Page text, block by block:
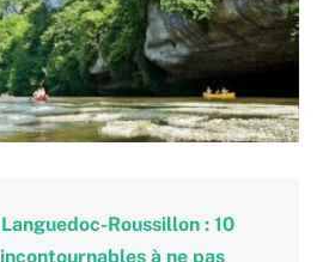
Languedoc-Roussillon : 10
à ne pas